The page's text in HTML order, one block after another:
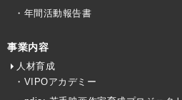
・年間活動報告書
事業内容
人材育成
・VIPOアカデミー